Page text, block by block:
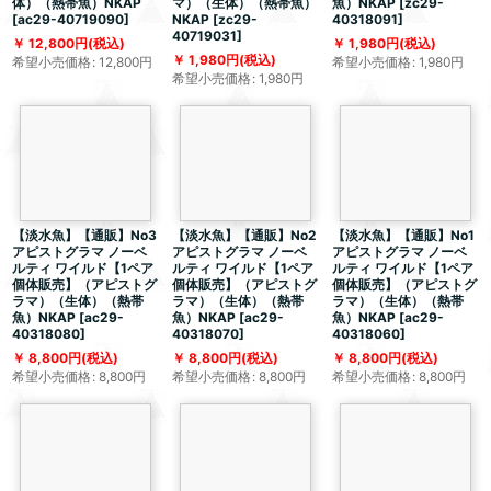
[ac29-40719090]
12,800円(税込)
希望小売価格: 12,800円
NKAP [zc29-
40719031]
1,980円(税込)
希望小売価格: 1,980円
40318091]
1,980円(税込)
希望小売価格: 1,980円
【淡水魚】【通販】No3
アピストグラマ ノーベ
ルティ ワイルド【1ペア
個体販売】（アピストグ
ラマ）（生体）（熱帯
魚）NKAP [ac29-
40318080]
8,800円(税込)
希望小売価格: 8,800円
【淡水魚】【通販】No2
アピストグラマ ノーベ
ルティ ワイルド【1ペア
個体販売】（アピストグ
ラマ）（生体）（熱帯
魚）NKAP [ac29-
40318070]
8,800円(税込)
希望小売価格: 8,800円
【淡水魚】【通販】No1
アピストグラマ ノーベ
ルティ ワイルド【1ペア
個体販売】（アピストグ
ラマ）（生体）（熱帯
魚）NKAP [ac29-
40318060]
8,800円(税込)
希望小売価格: 8,800円